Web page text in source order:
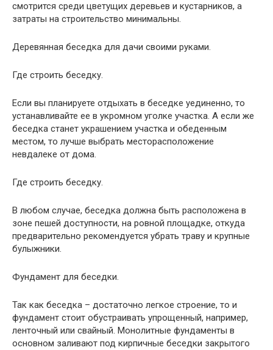
смотрится среди цветущих деревьев и кустарников, а
затраты на строительство минимальны.
Деревянная беседка для дачи своими руками.
Где строить беседку.
Если вы планируете отдыхать в беседке уединенно, то
устанавливайте ее в укромном уголке участка. А если же
беседка станет украшением участка и обеденным
местом, то лучше выбрать месторасположение
невдалеке от дома.
Где строить беседку.
В любом случае, беседка должна быть расположена в
зоне пешей доступности, на ровной площадке, откуда
предварительно рекомендуется убрать траву и крупные
булыжники.
Фундамент для беседки.
Так как беседка – достаточно легкое строение, то и
фундамент стоит обустраивать упрощенный, например,
ленточный или свайный. Монолитные фундаменты в
основном заливают под кирпичные беседки закрытого